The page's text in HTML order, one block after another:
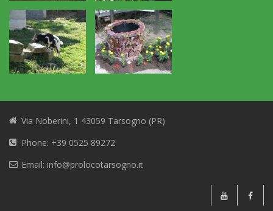
Via Noberini, 1 43059 Tarsogno (PR)
Phone: +39 0525 89272
Email: info@prolocotarsogno.it